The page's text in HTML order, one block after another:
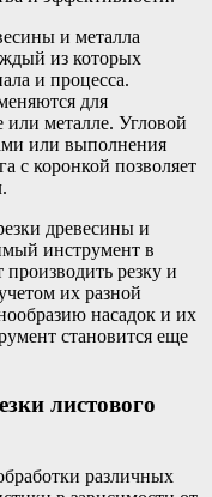
и металла
из которых
и процесса.
для
или металле. Угловой
или выполнения
с коронкой позволяет
древесины и
инструмент в
резку и
их разной
насадок и их
становится еще
листового
различных